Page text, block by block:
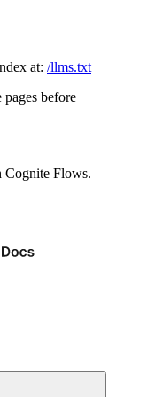
at: /llms.txt
before
Cognite Flows.